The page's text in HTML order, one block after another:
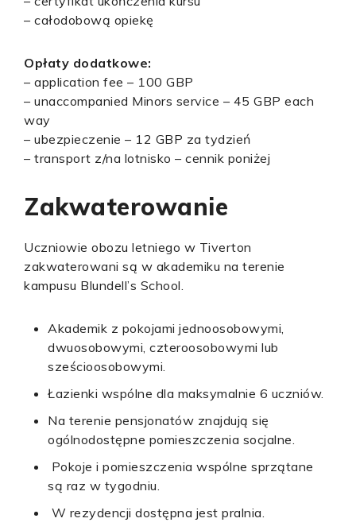
– całodobową opiekę
Opłaty dodatkowe:
– application fee – 100 GBP
– unaccompanied Minors service – 45 GBP each
way
– ubezpieczenie – 12 GBP za tydzień
– transport z/na lotnisko – cennik poniżej
Zakwaterowanie
Uczniowie obozu letniego w Tiverton
zakwaterowani są w akademiku na terenie
kampusu Blundell’s School.
Akademik z pokojami jednoosobowymi,
dwuosobowymi, czteroosobowymi lub
sześcioosobowymi.
Łazienki wspólne dla maksymalnie 6 uczniów.
Na terenie pensjonatów znajdują się
ogólnodostępne pomieszczenia socjalne.
Pokoje i pomieszczenia wspólne sprzątane
są raz w tygodniu.
W rezydencji dostępna jest pralnia.